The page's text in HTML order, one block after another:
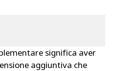
significa aver
aggiuntiva che